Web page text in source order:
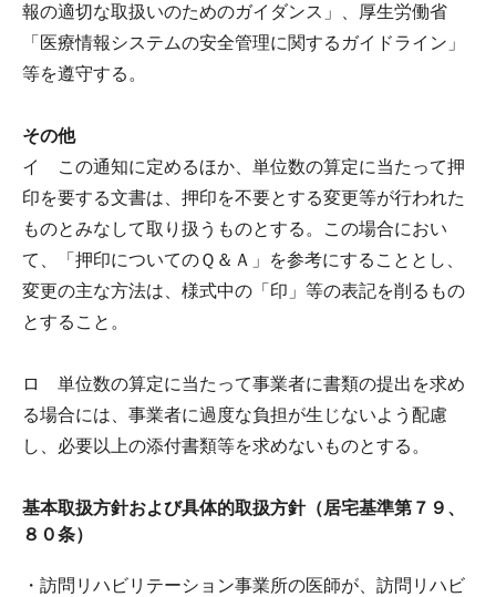
報の適切な取扱いのためのガイダンス」、厚生労働省
「医療情報システムの安全管理に関するガイドライン」
等を遵守する。
その他
イ この通知に定めるほか、単位数の算定に当たって押
印を要する文書は、押印を不要とする変更等が行われた
ものとみなして取り扱うものとする。この場合におい
て、「押印についてのＱ＆Ａ」を参考にすることとし、
変更の主な方法は、様式中の「印」等の表記を削るもの
とすること。
ロ 単位数の算定に当たって事業者に書類の提出を求め
る場合には、事業者に過度な負担が生じないよう配慮
し、必要以上の添付書類等を求めないものとする。
基本取扱方針および具体的取扱方針（居宅基準第７９、
８０条）
・訪問リハビリテーション事業所の医師が、訪問リハビ